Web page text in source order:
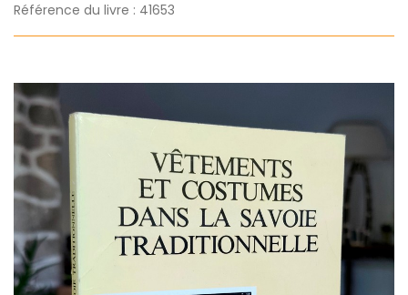
Référence du livre : 41653